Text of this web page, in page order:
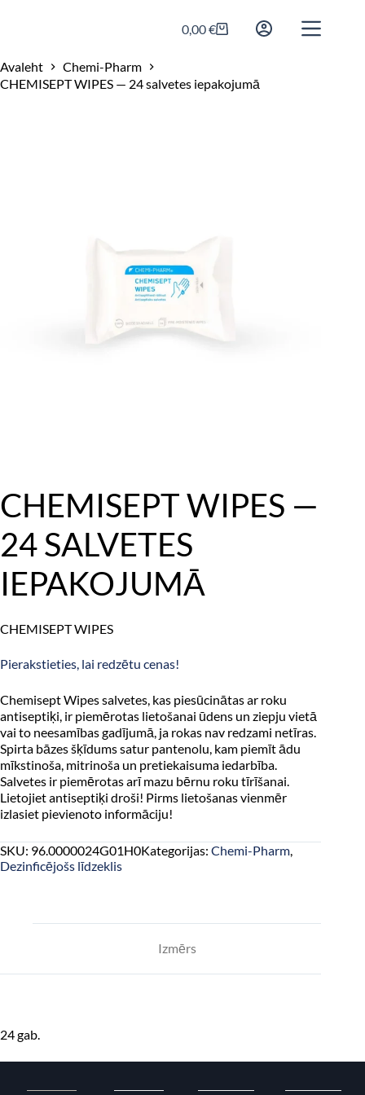
0,00€
Avaleht
Chemi-Pharm
CHEMISEPT WIPES — 24 salvetes iepakojumā
CHEMISEPT WIPES —
24 SALVETES
IEPAKOJUMĀ
CHEMISEPT WIPES
Pierakstieties, lai redzētu cenas!
Chemisept Wipes salvetes, kas piesūcinātas ar roku
antiseptiķi, ir piemērotas lietošanai ūdens un ziepju vietā
vai to neesamības gadījumā, ja rokas nav redzami netīras.
Spirta bāzes šķīdums satur pantenolu, kam piemīt ādu
mīkstinoša, mitrinoša un pretiekaisuma iedarbība.
Salvetes ir piemērotas arī mazu bērnu roku tīrīšanai.
Lietojiet antiseptiķi droši! Pirms lietošanas vienmēr
izlasiet pievienoto informāciju!
SKU: 96.0000024G01H0Kategorijas: Chemi-Pharm
Dezinficējošs līdzeklis
Izmērs
24 gab.